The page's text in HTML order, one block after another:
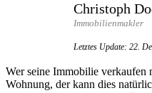
Christoph
Immobilienmakler
Letztes Update: 22.
Wer seine Immobilie verkaufen
Wohnung, der kann dies